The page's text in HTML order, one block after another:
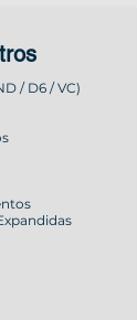
/ D6 / VC)